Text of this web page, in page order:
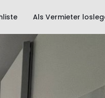
Als Vermieter